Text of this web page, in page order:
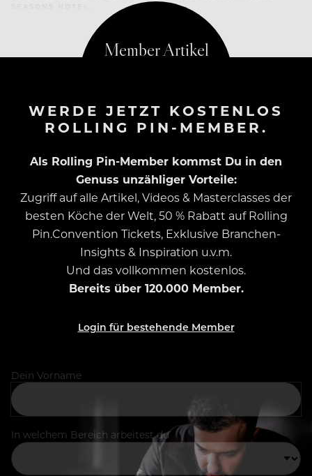
WERDE JETZT KOSTENLOS
ROLLING PIN-MEMBER.
Als Rolling Pin-Member kommst Du in den
Genuss unzähliger Vorteile:
Zugriff auf alle Artikel, Videos & Masterclasses der
besten Köche der Welt, 50 % Rabatt auf Rolling
Pin.Convention Tickets, Exklusive Branchen-
Insights & Inspiration u.v.m.
Und das vollkommen kostenlos.
Bereits über 120.000 Member.
Login für bestehende Member
Dein Vorname
In welchem Bereich arbeitest du